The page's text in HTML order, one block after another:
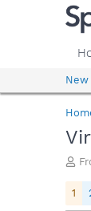
New
T
e
1